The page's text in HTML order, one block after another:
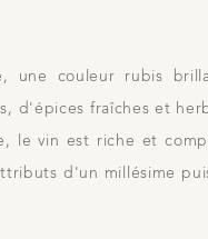
une couleur rubis
d'épices fraîches et
le vin est riche et
d'un millésime